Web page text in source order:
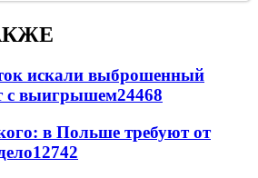
искали выброшенный
с выигрышем24468
в Польше требуют от
12742